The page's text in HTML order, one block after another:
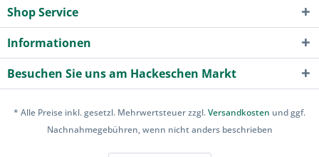
Shop Service
Informationen
Besuchen Sie uns am Hackeschen Markt
* Alle Preise inkl. gesetzl. Mehrwertsteuer zzgl.Versandkosten und ggf.
Nachnahmegebühren, wenn nicht anders beschrieben